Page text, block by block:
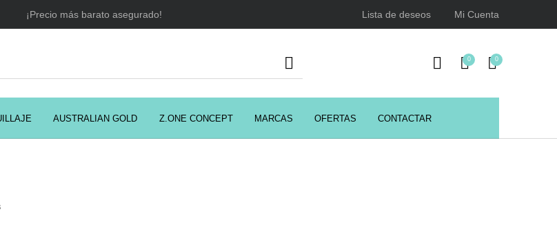
¡Precio más barato asegurado! Lista de deseos Mi Cuenta
0 0
AUSTRALIAN GOLD Z.ONE CONCEPT MARCAS OFERTAS CONTACTAR